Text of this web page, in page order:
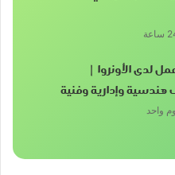
لدى الأونروا |
هندسية وإدارية وفنية
واحد